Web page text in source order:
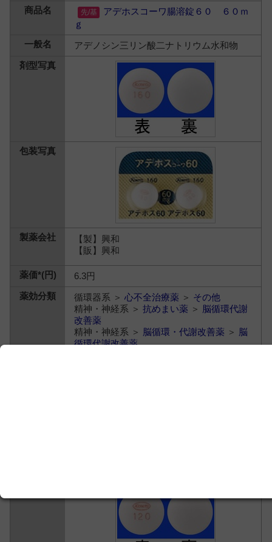
アデホスコーワ腸溶錠６０ ６０ｍ
ｇ
アデノシン三リン酸二ナトリウム水和物
【製】興和
【販】興和
6.3円
循環器系 ＞心不全治療薬 ＞ その他
精神・神経系 ＞抗めまい薬 ＞ 脳循環代謝
改善薬
精神・神経系 ＞ 脳循環・代謝改善薬 ＞ 脳
循環代謝改善薬